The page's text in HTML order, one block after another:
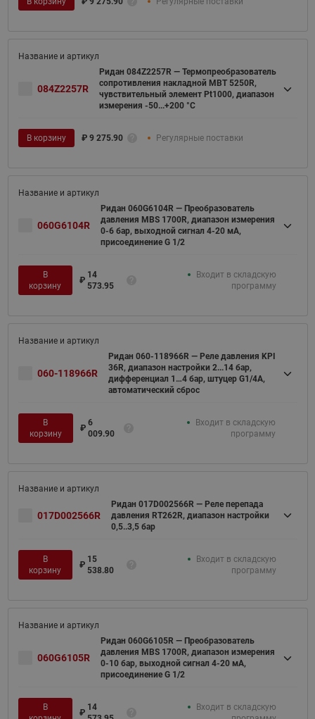
084Z2257R
Ридан 084Z2257R — Термопреобразователь
сопротивления накладной MBT 5250R,
чувствительный элемент Pt1000, диапазон
измерения -50...+200 °С
В корзину ₽ 9 275.90 Регулярные поставки
060G6104R
Ридан 060G6104R — Преобразователь
давления MBS 1700R, диапазон измерения
0-6 бар, выходной сигнал 4-20 мА,
присоединение G 1/2
В
корзину
₽
14
573.95
Входит в складскую
программу
060-118966R
Ридан 060-118966R — Реле давления KPI
36R, диапазон настройки 2...14 бар,
дифференциал 1…4 бар, штуцер G1/4А,
автоматический сброс
В
корзину
₽
6
009.90
Входит в складскую
программу
017D002566R
Ридан 017D002566R — Реле перепада
давления RT262R, диапазон настройки
0,5..3,5 бар
В
корзину
₽
15
538.80
Входит в складскую
программу
060G6105R
Ридан 060G6105R — Преобразователь
давления MBS 1700R, диапазон измерения
0-10 бар, выходной сигнал 4-20 мА,
присоединение G 1/2
В
₽
14
Входит в складскую